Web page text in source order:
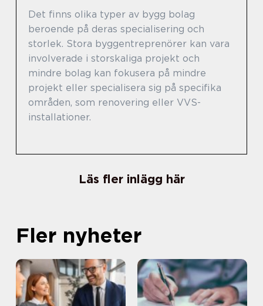
Det finns olika typer av bygg bolag
beroende på deras specialisering och
storlek. Stora byggentreprenörer kan vara
involverade i storskaliga projekt och
mindre bolag kan fokusera på mindre
projekt eller specialisera sig på specifika
områden, som renovering eller VVS-
installationer.
Läs fler inlägg här
Fler nyheter